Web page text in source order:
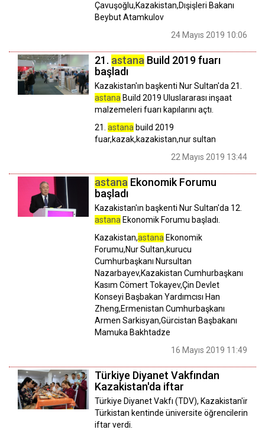
Çavuşoğlu,Kazakistan,Dışişleri Bakanı
Beybut Atamkulov
24 Mayıs 2019 10:06
21. astana Build 2019 fuarı
başladı
Kazakistan'ın başkenti Nur Sultan'da 21.
astana Build 2019 Uluslararası inşaat
malzemeleri fuarı kapılarını açtı.
21. astana build 2019
fuar,kazak,kazakistan,nur sultan
22 Mayıs 2019 13:44
astana Ekonomik Forumu
başladı
Kazakistan'ın başkenti Nur Sultan'da 12.
astana Ekonomik Forumu başladı.
Kazakistan,astana Ekonomik
Forumu,Nur Sultan,kurucu
Cumhurbaşkanı Nursultan
Nazarbayev,Kazakistan Cumhurbaşkanı
Kasım Cömert Tokayev,Çin Devlet
Konseyi Başbakan Yardımcısı Han
Zheng,Ermenistan Cumhurbaşkanı
Armen Sarkisyan,Gürcistan Başbakanı
Mamuka Bakhtadze
16 Mayıs 2019 11:49
Türkiye Diyanet Vakfından
Kazakistan'da iftar
Türkiye Diyanet Vakfı (TDV), Kazakistan'in
Türkistan kentinde üniversite öğrencilerine
iftar verdi.